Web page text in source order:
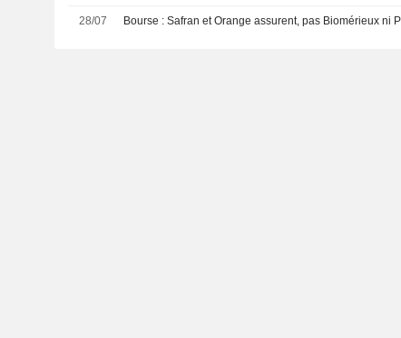
28/07 Bourse : Safran et Orange assurent, pas Biomérieux ni